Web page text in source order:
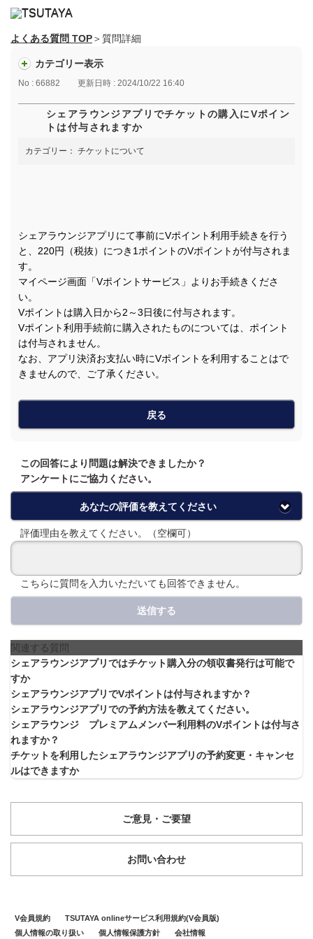
よくある質問 TOP＞質問詳細
カテゴリー表示
No : 66882 更新日時 : 2024/10/22 16:40
シェアラウンジアプリでチケットの購入にVポイン
トは付与されますか
カテゴリー： チケットについて
シェアラウンジアプリにて事前にVポイント利用手続きを行う
と、220円（税抜）につき1ポイントのVポイントが付与されま
す。
マイページ画面「Vポイントサービス」よりお手続きくださ
い。
Vポイントは購入日から2～3日後に付与されます。
Vポイント利用手続前に購入されたものについては、ポイント
は付与されません。
なお、アプリ決済お支払い時にVポイントを利用することはで
きませんので、ご了承ください。
戻る
この回答により問題は解決できましたか？
アンケートにご協力ください。
あなたの評価を教えてください
評価理由を教えてください。（空欄可）
こちらに質問を入力いただいても回答できません。
送信する
関連する質問
シェアラウンジアプリではチケット購入分の領収書発行は可能で
すか
シェアラウンジアプリでVポイントは付与されますか？
シェアラウンジアプリでの予約方法を教えてください。
シェアラウンジ プレミアムメンバー利用料のVポイントは付与さ
れますか？
チケットを利用したシェアラウンジアプリの予約変更・キャンセ
ルはできますか
ご意見・ご要望
お問い合わせ
V会員規約
TSUTAYA onlineサービス利用規約(V会員版)
個人情報の取り扱い
個人情報保護方針 会社情報